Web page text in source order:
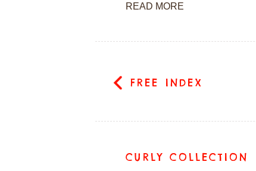
READ MORE
FREE INDEX
CURLY COLLECTION